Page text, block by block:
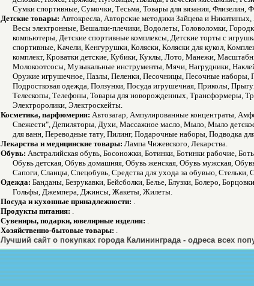
Сумки спортивные, Сумочки, Тесьма, Товары для вязания,
Детские товары: Автокресла, Авторские методики Зайцева и
Весы электронные, Вешалки-плечики, Водолеты, Головоломки,
компьютеры, Детские спортивные комплексы, Детские торты с
спортивные, Качели, Кенгурушки, Коляски, Коляски для кукол,
комплект, Кроватки детские, Кубики, Куклы, Лото, Манежи,
Молокоотсосы, Музыкальные инструменты, Мячи, Нагрудники,
Оружие игрушечное, Пазлы, Пеленки, Песочницы, Песочные
Подростковая одежда, Ползунки, Посуда игрушечная, Приколы,
Телескопы, Телефоны, Товары для новорожденных, Трансформеры,
Электроролики, Электроскейты.
Косметика, парфюмерия: Автозагар, Ампулированные концентраты,
Свежести", Депиляторы, Духи, Массажное масло, Мыло, Мыло
для ванн, Переводные тату, Пилинг, Подарочные наборы, Подводка
Лекарства и медицинские товары: Лампа Чижевского, Лекарства.
Обувь: Австралийская обувь, Босоножки, Ботинки, Ботинки рабочие,
Обувь детская, Обувь домашняя, Обувь женская, Обувь мужская,
Сапоги, Сланцы, Спецобувь, Средства для ухода за обувью, Стельки,
Одежда: Банданы, Безрукавки, Бейсболки, Белье, Блузки, Болеро,
Гольфы, Джемпера, Джинсы, Жакеты, Жилеты.
Посуда и кухонные принадлежности: .
Продукты питания: .
Сувениры, подарки, ювелирные изделия: .
Хозяйственно-бытовые товары: .
Лучший сайт о покупках города Калининграда - одреса всех